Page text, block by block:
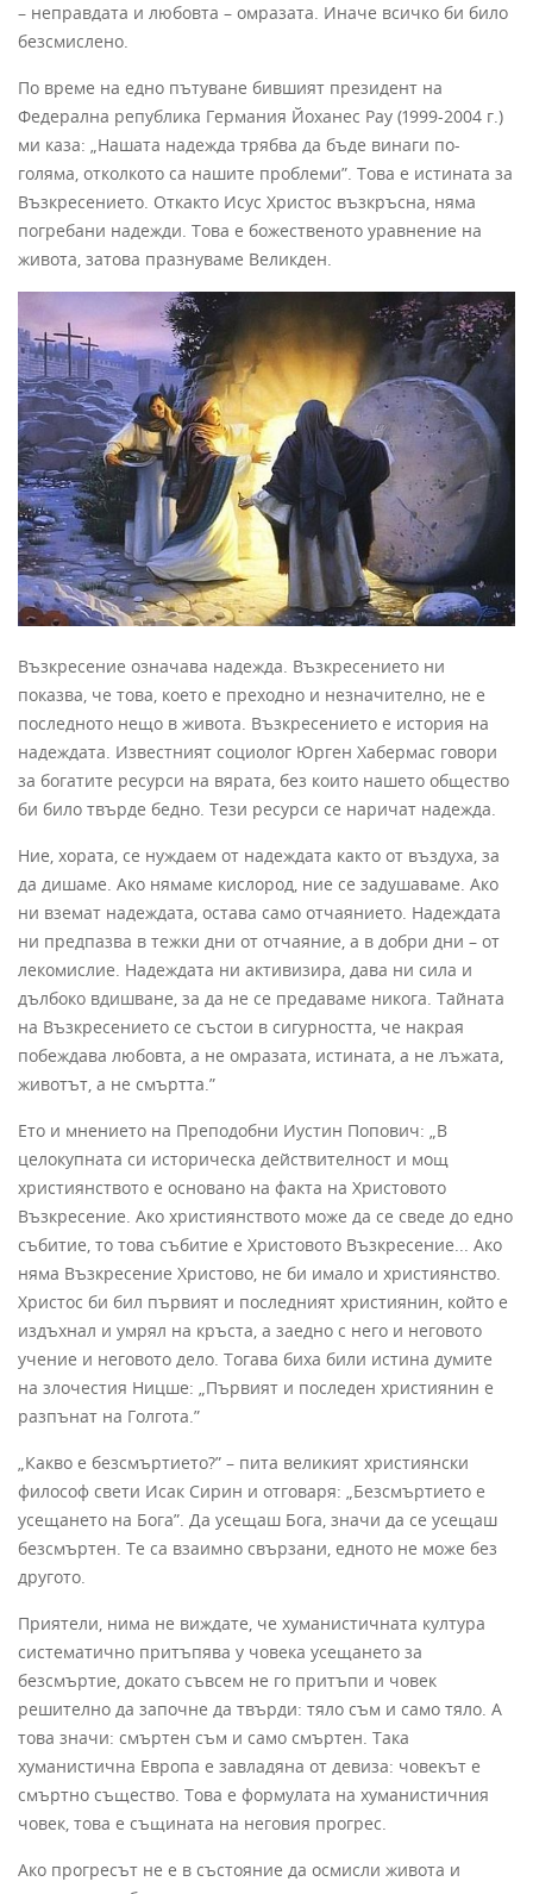
– неправдата и любовта – омразата. Иначе всичко би било
безсмислено.
По време на едно пътуване бившият президент на
Федерална република Германия Йоханес Рау (1999-2004 г.)
ми каза: „Нашата надежда трябва да бъде винаги по-
голяма, отколкото са нашите проблеми”. Това е истината за
Възкресението. Откакто Исус Христос възкръсна, няма
погребани надежди. Това е божественото уравнение на
живота, затова празнуваме Великден.
Възкресение означава надежда. Възкресението ни
показва, че това, което е преходно и незначително, не е
последното нещо в живота. Възкресението е история на
надеждата. Известният социолог Юрген Хабермас говори
за богатите ресурси на вярата, без които нашето общество
би било твърде бедно. Тези ресурси се наричат надежда.
Ние, хората, се нуждаем от надеждата както от въздуха, за
да дишаме. Ако нямаме кислород, ние се задушаваме. Ако
ни вземат надеждата, остава само отчаянието. Надеждата
ни предпазва в тежки дни от отчаяние, а в добри дни – от
лекомислие. Надеждата ни активизира, дава ни сила и
дълбоко вдишване, за да не се предаваме никога. Тайната
на Възкресението се състои в сигурността, че накрая
побеждава любовта, а не омразата, истината, а не лъжата,
животът, а не смъртта.”
Ето и мнението на Преподобни Иустин Попович: „В
целокупната си историческа действителност и мощ
християнството е основано на факта на Христовото
Възкресение. Ако християнството може да се сведе до едно
събитие, то това събитие е Христовото Възкресение... Ако
няма Възкресение Христово, не би имало и християнство.
Христос би бил първият и последният християнин, който е
издъхнал и умрял на кръста, а заедно с него и неговото
учение и неговото дело. Тогава биха били истина думите
на злочестия Ницше: „Първият и последен християнин е
разпънат на Голгота.”
„Какво е безсмъртието?” – пита великият християнски
философ свети Исак Сирин и отговаря: „Безсмъртието е
усещането на Бога”. Да усещаш Бога, значи да се усещаш
безсмъртен. Те са взаимно свързани, едното не може без
другото.
Приятели, нима не виждате, че хуманистичната култура
систематично притъпява у човека усещането за
безсмъртие, докато съвсем не го притъпи и човек
решително да започне да твърди: тяло съм и само тяло. А
това значи: смъртен съм и само смъртен. Така
хуманистична Европа е завладяна от девиза: човекът е
смъртно същество. Това е формулата на хуманистичния
човек, това е същината на неговия прогрес.
Ако прогресът не е в състояние да осмисли живота и